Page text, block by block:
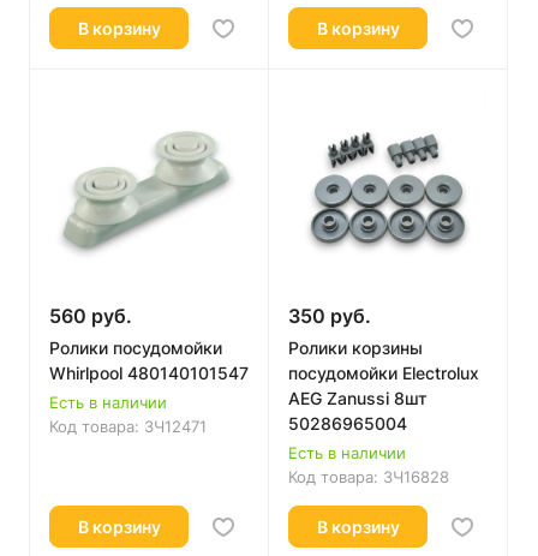
В корзину В корзину
560 руб.
Ролики посудомойки
Whirlpool 480140101547
Есть в наличии
Код товара: ЗЧ12471
В корзину
350 руб.
Ролики корзины
посудомойки Electrolux
AEG Zanussi 8шт
50286965004
Есть в наличии
Код товара: ЗЧ16828
В корзину